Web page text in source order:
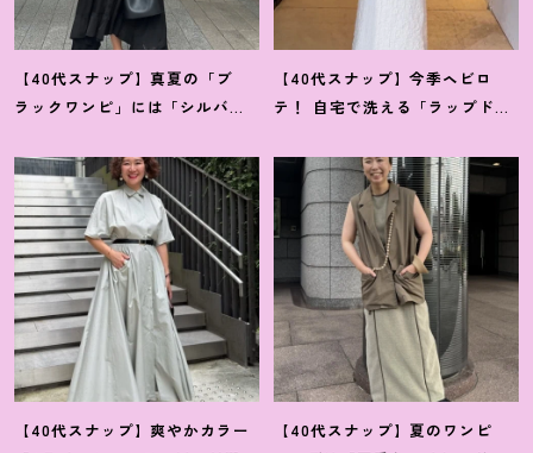
【40代スナップ】真夏の「ブ
ラックワンピ」には「シルバー
果林さん
【40代スナップ】今季ヘビロ
テ ！
自宅で洗える「ラップドレ
乃婦さん
【40代スナップ】爽やかカラー
【40代スナップ】夏のワンピ